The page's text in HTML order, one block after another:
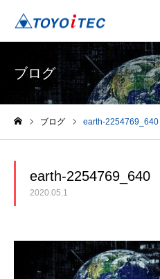
ブログ
ブログ earth-2254769_640
earth-2254769_640
2020.05.1